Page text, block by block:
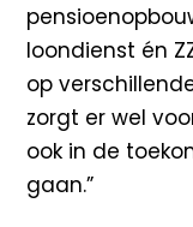
loondienst én
op
zorgt er wel
ook in de
gaan.”